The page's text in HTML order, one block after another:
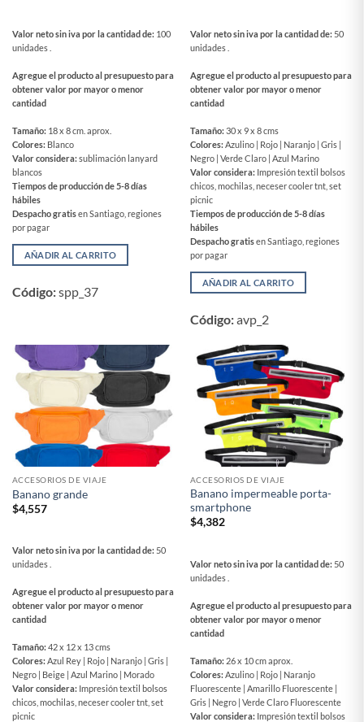
Valor neto sin iva por la cantidad de: 100
unidades .
Agregue el producto al presupuesto para
obtener valor por mayor o menor
cantidad
Tamaño: 18 x 8 cm. aprox.
Colores: Blanco
Valor considera:sublimación lanyard
blancos
Tiempos de producción de 5-8 días
hábiles
Despacho gratisen Santiago, regiones
por pagar
AÑADIR AL CARRITO
Código:spp_37
Valor neto sin iva por la cantidad de: 50
unidades .
Agregue el producto al presupuesto para
obtener valor por mayor o menor
cantidad
Tamaño: 30 x 9 x 8 cms
Colores: Azulino | Rojo | Naranjo | Gris |
Negro | Verde Claro | Azul Marino
Valor considera: Impresión textil bolsos
chicos, mochilas, neceser cooler tnt, set
picnic
Tiempos de producción de 5-8 días
hábiles
Despacho gratisen Santiago, regiones
por pagar
AÑADIR AL CARRITO
Código:avp_2
ACCESORIOS DE VIAJE
Banano grande
$4,557
Valor neto sin iva por la cantidad de: 50
unidades .
Agregue el producto al presupuesto para
obtener valor por mayor o menor
cantidad
Tamaño:42 x 12 x 13 cms
Colores:Azul Rey | Rojo | Naranjo | Gris |
Negro | Beige | Azul Marino | Morado
Valor considera: Impresión textil bolsos
chicos, mochilas, neceser cooler tnt, set
picnic
ACCESORIOS DE VIAJE
Banano impermeable porta-
smartphone
$4,382
Valor neto sin iva por la cantidad de: 50
unidades .
Agregue el producto al presupuesto para
obtener valor por mayor o menor
cantidad
Tamaño: 26 x 10 cm aprox.
Colores: Azulino | Rojo | Naranjo
Fluorescente | Amarillo Fluorescente |
Gris | Negro | Verde Claro Fluorescente
Valor considera: Impresión textil bolsos